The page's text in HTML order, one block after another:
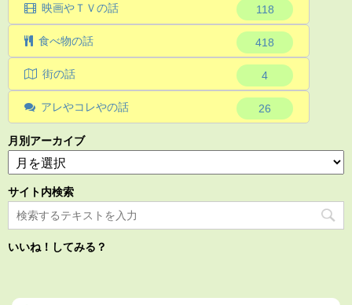
映画やＴＶの話 118
食べ物の話 418
街の話 4
アレやコレやの話 26
月別アーカイブ
サイト内検索
いいね！してみる？